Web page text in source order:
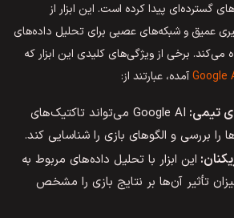
گسترده‌ای پیدا کرده است. این ابزار از
عمیق و شبکه‌های عصبی برای تحلیل داده‌های
برخی از ویژگی‌های کلیدی این ابزار که
آمده، عبارتند از:
تیمی:
Google AI می‌تواند تاکتیک‌های
را بررسی و الگوهای بازی را شناسایی کند.
این ابزار با تحلیل داده‌های مربوط به
تأثیر آن‌ها بر نتایج بازی را مشخص